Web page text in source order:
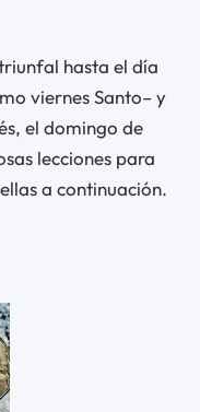
hasta el día
viernes Santo– y
el domingo de
lecciones para
a continuación.